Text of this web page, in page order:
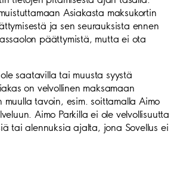
Asiakasta maksukortin
ja sen seurauksista ennen
päättymistä, mutta ei ota
saatavilla tai muusta syystä
on velvollinen maksamaan
muulla tavoin, esim. soittamalla Aimo
Aimo Parkilla ei ole velvollisuutta
tai alennuksia ajalta, jona Sovellus ei